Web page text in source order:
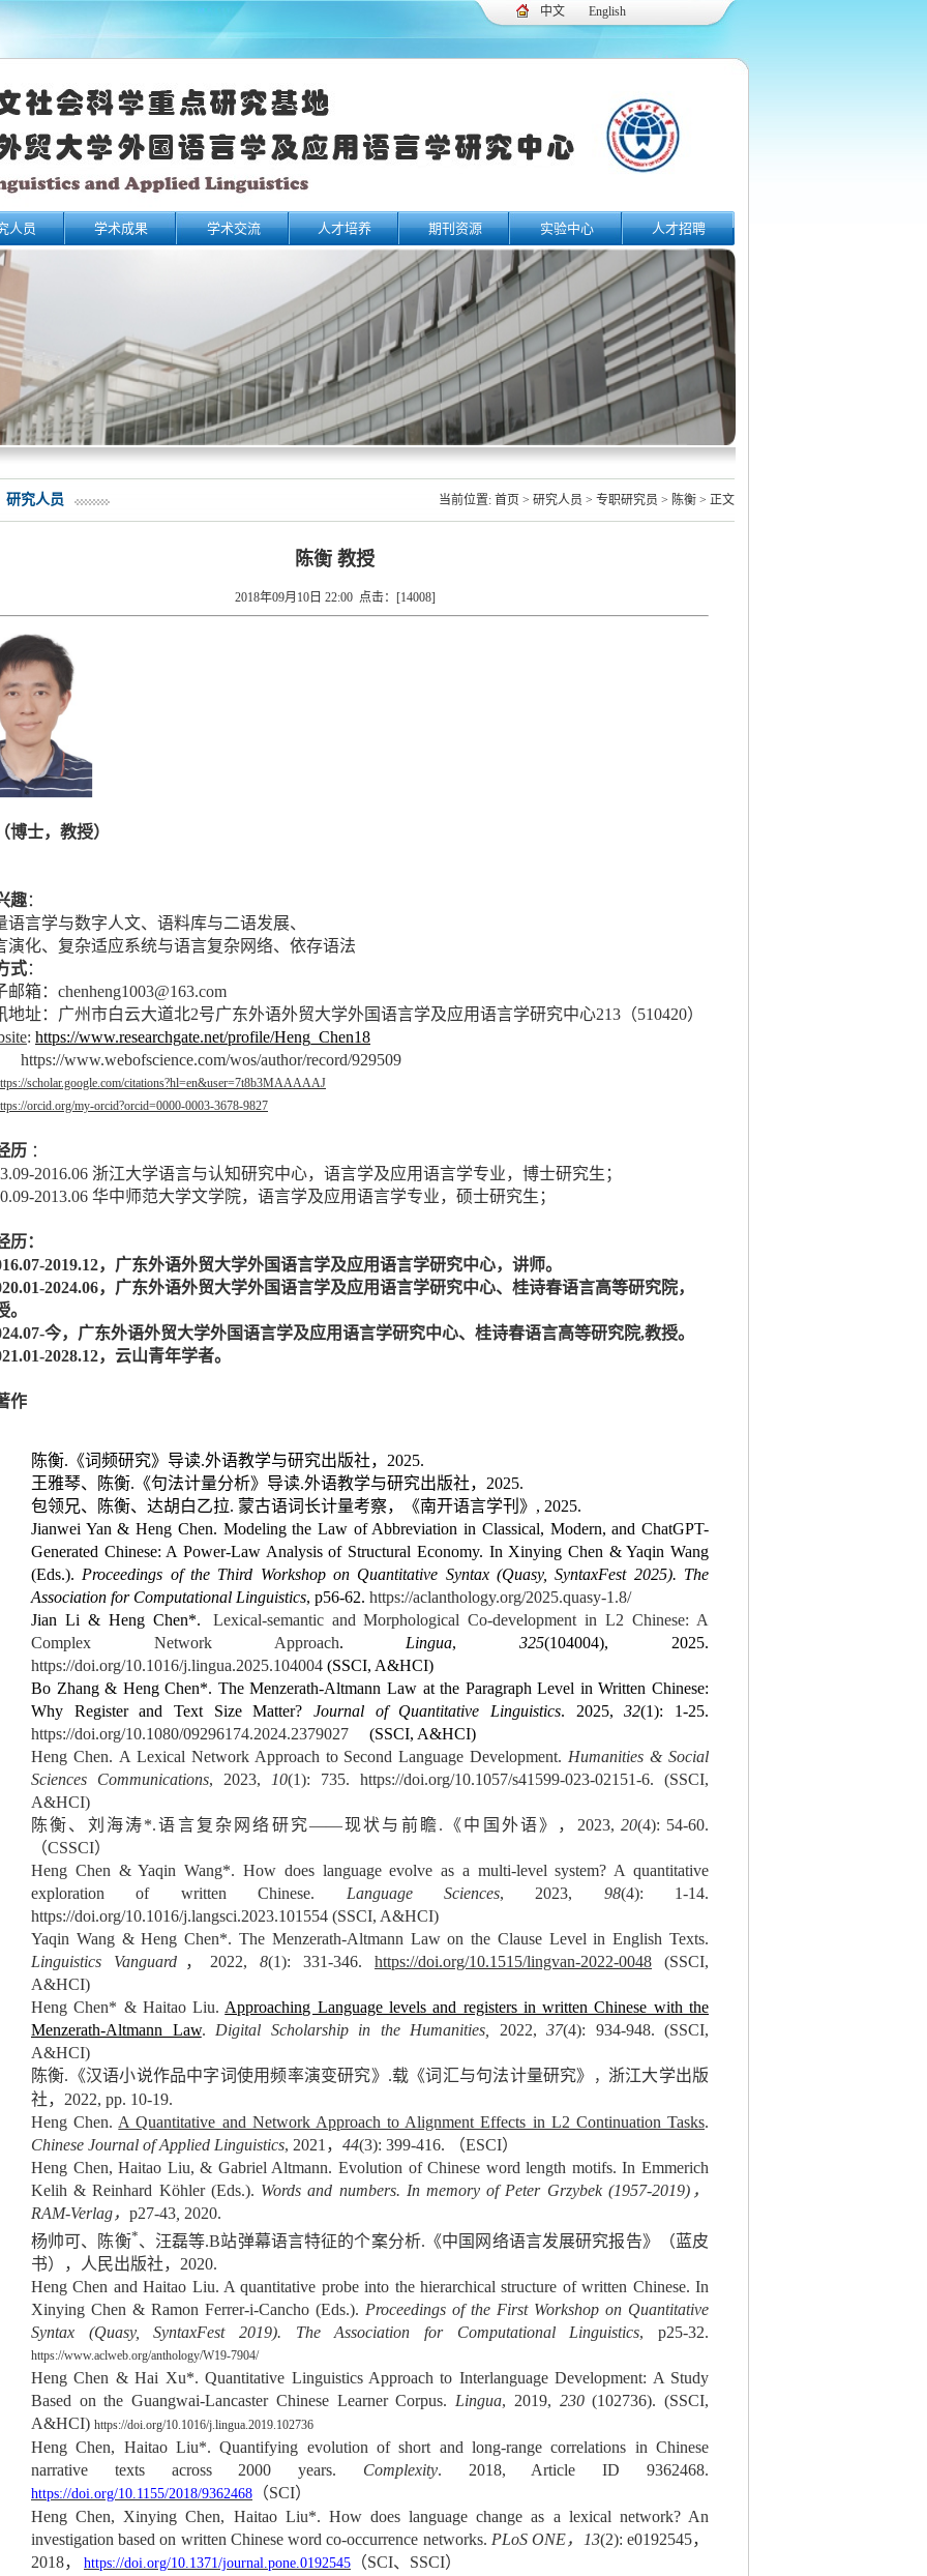
中文 English
人员 学术成果 学术交流 人才培养 期刊资源 实验中心 人才招聘
研究人员 当前位置: 首页 > 研究人员 > 专职研究员 > 陈衡 > 正文
陈衡 教授
2018年09月10日 22:00 点击：[14008]
博士，教授）
趣：
语言学与数字人文、 语料库与二语发展、
演化、复杂适应系统与语言复杂网络、 依存语法
式：
邮箱： chenheng1003@163.com
地址：广州市白云大道北2号广东外语外贸大学外国语言学及应用语言学研究中心213（510420）
: https://www.researchgate.net/profile/Heng_Chen18
https://www.webofscience.com/wos/author/record/929509
scholar.google.com/citations?hl=en&user=7t8b3MAAAAAJ
orcid.org/my-orcid?orcid=0000-0003-3678-9827
历 ：
2016.06 浙江大学语言与认知研究中心，语言学及应用语言学专业，博士研究生；
2013.06 华中师范大学文学院，语言学及应用语言学专业，硕士研究生；
历：
2019.12，广东外语外贸大学外国语言学及应用语言学研究中心，讲师。
2024.06，广东外语外贸大学外国语言学及应用语言学研究中心、桂诗春语言高等研究院，
。
今， 广东外语外贸大学外国语言学及应用语言学研究中心、桂诗春语言高等研究院,教授。
2028.12，云山青年学者。
作
陈衡.《词频研究》导读.外语教学与研究出版社，2025.
王雅琴、陈衡.《句法计量分析》导读.外语教学与研究出版社，2025.
包领兄、陈衡、达胡白乙拉. 蒙古语词长计量考察，《南开语言学刊》, 2025.
Jianwei Yan & Heng Chen. Modeling the Law of Abbreviation in Classical, Modern, and ChatGPT-
Generated Chinese: A Power-Law Analysis of Structural Economy. In Xinying Chen & Yaqin Wang
(Eds.). Proceedings of the Third Workshop on Quantitative Syntax (Quasy, SyntaxFest 2025). The
Association for Computational Linguistics, p56-62. https://aclanthology.org/2025.quasy-1.8/
Jian Li & Heng Chen*.
Lexical-semantic and Morphological Co-development in L2 Chinese: A
Complex Network Approach. Lingua,325(104004), 2025.
https://doi.org/10.1016/j.lingua.2025.104004 (SSCI, A&HCI)
Bo Zhang & Heng Chen*. The Menzerath-Altmann Law at the Paragraph Level in Written Chinese:
Why Register and Text Size Matter? Journal of Quantitative Linguistics. 2025,32(1): 1-25.
https://doi.org/10.1080/09296174.2024.2379027
(SSCI, A&HCI)
Heng Chen. A Lexical Network Approach to Second Language Development. Humanities & Social
Sciences Communications, 2023, 10(1): 735. https://doi.org/10.1057/s41599-023-02151-6. (SSCI,
A&HCI)
陈衡、刘海涛*.语言复杂网络研究——现状与前瞻.《中国外语》，2023, 20(4): 54-60.
（CSSCI）
Heng Chen & Yaqin Wang*. How does language evolve as a multi-level system? A quantitative
exploration of written Chinese. Language Sciences, 2023, 98(4): 1-14.
https://doi.org/10.1016/j.langsci.2023.101554 (SSCI, A&HCI)
Yaqin Wang & Heng Chen*. The Menzerath-Altmann Law on the Clause Level in English Texts.
Linguistics Vanguard ，2022, 8(1): 331-346. https://doi.org/10.1515/lingvan-2022-0048
(SSCI,
A&HCI)
Heng Chen* & Haitao Liu. Approaching Language levels and registers in written Chinese with the
Menzerath-Altmann Law. Digital Scholarship in the Humanities, 2022, 37(4): 934-948. (SSCI,
A&HCI)
陈衡.《汉语小说作品中字词使用频率演变研究》.载《词汇与句法计量研究》
， 浙江大学出版
社，2022, pp. 10-19.
Heng Chen. A Quantitative and Network Approach to Alignment Effects in L2 Continuation Tasks.
Chinese Journal of Applied Linguistics, 2021， 44(3): 399-416. （ESCI）
Heng Chen, Haitao Liu, & Gabriel Altmann. Evolution ofChinese wordlength motifs. InEmmerich
Kelih & Reinhard Köhler (Eds.). Words and numbers. In memory of Peter Grzybek (1957-2019)，
RAM-Verlag， p27-43 2020.
杨帅可、陈衡*、汪磊等.B站弹幕语言特征的个案分析. 《中国网络语言发展研究报告》（蓝皮
书），人民出版社， 2020.
Heng Chen and Haitao Liu. A quantitative probe into the hierarchical structure of written Chinese. In
Xinying Chen & Ramon Ferrer-i-Cancho (Eds.). Proceedings of the First Workshop on Quantitative
Syntax (Quasy, SyntaxFest 2019). The Association for Computational Linguistics, p25-32.
https://www.aclweb.org/anthology/W19-7904/
Heng Chen & Hai Xu*. Quantitative Linguistics Approach to Interlanguage Development: A Study
Based on the Guangwai-Lancaster Chinese Learner Corpus. Lingua, 2019, 230(102736). (SSCI,
A&HCI) https://doi.org/10.1016/j.lingua.2019.102736
Heng Chen, Haitao Liu*. Quantifying evolution of short and long-range correlations in Chinese
narrative texts across 2000 years. Complexity. 2018, Article ID 9362468.
https://doi.org/10.1155/2018/9362468 （SCI）
Heng Chen, Xinying Chen, Haitao Liu*. How does language change as a lexical network? An
investigation based on written Chinese word co-occurrence networks. PLoS ONE， 13(2): e0192545，
2018， https://doi.org/10.1371/journal.pone.0192545 （SCI、 SSCI）